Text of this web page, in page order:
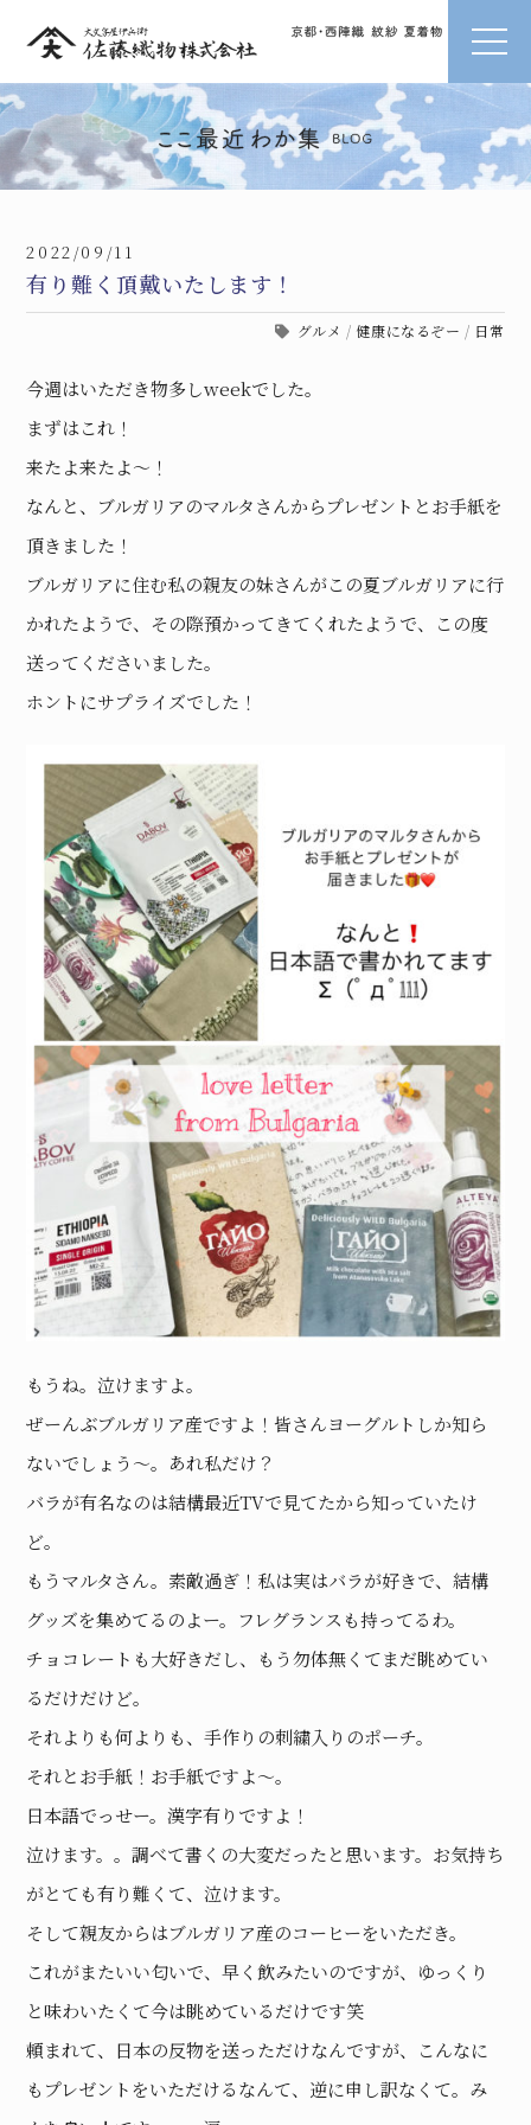
2022/09/11
有り難く頂戴いたします！
グルメ / 健康になるぞー / 日常
今週はいただき物多しweekでした。
まずはこれ！
来たよ来たよ〜！
なんと、ブルガリアのマルタさんからプレゼントとお手紙を
頂きました！
ブルガリアに住む私の親友の妹さんがこの夏ブルガリアに行
かれたようで、その際預かってきてくれたようで、この度
送ってくださいました。
ホントにサプライズでした！
もうね。泣けますよ。
ぜーんぶブルガリア産ですよ！皆さんヨーグルトしか知ら
ないでしょう〜。あれ私だけ？
バラが有名なのは結構最近TVで見てたから知っていたけ
ど。
もうマルタさん。素敵過ぎ！私は実はバラが好きで、結構
グッズを集めてるのよー。フレグランスも持ってるわ。
チョコレートも大好きだし、もう勿体無くてまだ眺めてい
るだけだけど。
それよりも何よりも、手作りの刺繍入りのポーチ。
それとお手紙！お手紙ですよ〜。
日本語でっせー。漢字有りですよ！
泣けます。。調べて書くの大変だったと思います。お気持ち
がとても有り難くて、泣けます。
そして親友からはブルガリア産のコーヒーをいただき。
これがまたいい匂いで、早く飲みたいのですが、ゆっくり
と味わいたくて今は眺めているだけです笑
頼まれて、日本の反物を送っただけなんですが、こんなに
もプレゼントをいただけるなんて、逆に申し訳なくて。み